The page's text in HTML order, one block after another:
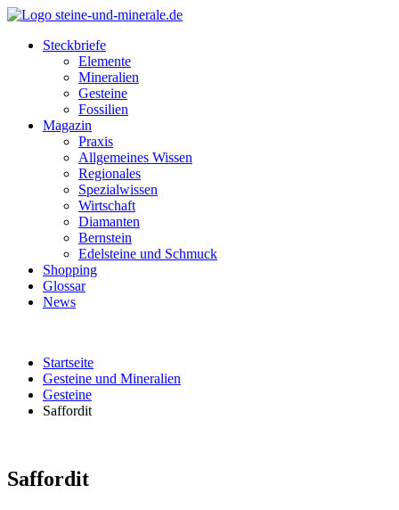
Steckbriefe
Elemente
Mineralien
Gesteine
Fossilien
Magazin
Praxis
Allgemeines Wissen
Regionales
Spezialwissen
Wirtschaft
Diamanten
Bernstein
Edelsteine und Schmuck
Shopping
Glossar
News
Startseite
Gesteine und Mineralien
Gesteine
Saffordit
Saffordit